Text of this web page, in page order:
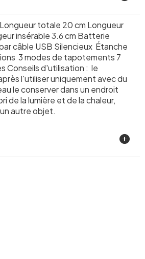
totale 20 cm Longueur
insérable 3.6 cm Batterie
câble USB Silencieux Étanche
3 modes de tapotements 7
Conseils d'utilisation : le
l'utiliser uniquement avec du
le conserver dans un endroit
de la lumière et de la chaleur,
autre objet.